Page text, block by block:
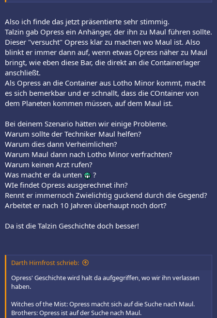
Also ich finde das jetzt präsentierte sehr stimmig.
Talzin gab Opress ein Anhänger, der ihn zu Maul führen sollte.
Dieser "versucht" Opress klar zu machen wo Maul ist. Also
blinkt er immer dann auf, wenn etwas Opress näher zu Maul
bringt, wie eben diese Bar, die direkt an die Containerlager
anschließt.
Als Opress an die Container aus Lotho Minor kommt, macht
es sich bemerkbar und er schnallt, dass die COntainer von
dem Planeten kommen müssen, auf dem Maul ist.
Bei deinem Szenario hätten wir einige Probleme.
Warum sollte der Techniker Maul helfen?
Warum dies dann Verheimlichen?
Warum Maul dann nach Lotho Minor verfrachten?
Warum keinen Arzt rufen?
Was macht er da unten
?
WIe findet Opress ausgerechnet ihn?
Rennt er immernoch Zwielichtig guckend durch die Gegend?
Arbeitet er nach 10 Jahren überhaupt noch dort?
Da ist die Talzin Geschichte doch besser!
Darth Hirnfrost schrieb:
Opress' Geschichte wird halt da aufgegriffen, wo wir ihn verlassen
haben.
Witches of the Mist: Opress macht sich auf die Suche nach Maul.
Brothers: Opress ist auf der Suche nach Maul.